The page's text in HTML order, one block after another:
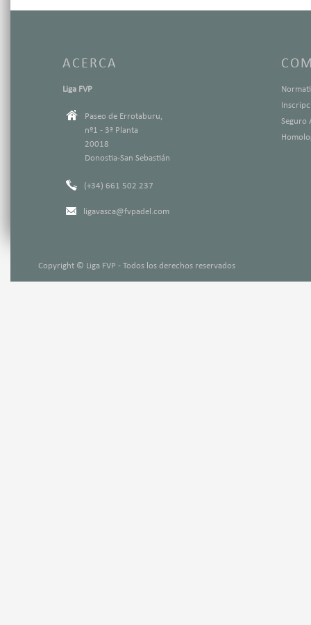
ACERCA
Liga FVP
Paseo de Errotaburu,
nº1 - 3ª Planta
20018
Donostia-San Sebastián
(+34) 661 502 237
ligavasca@fvpadel.com
Seguro
Copyright © Liga FVP - Todos los derechos reservados